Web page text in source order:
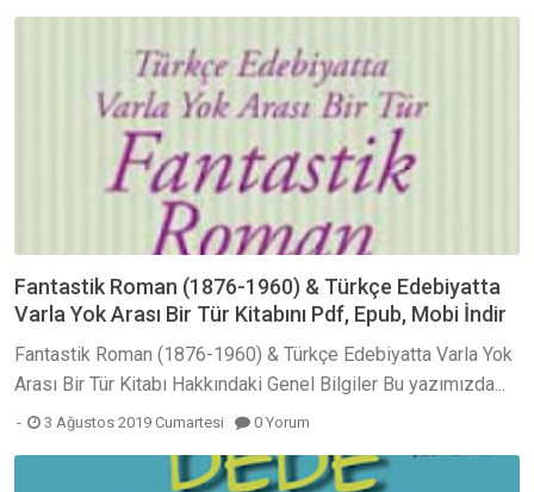
Fantastik Roman (1876-1960) & Türkçe Edebiyatta
Varla Yok Arası Bir Tür Kitabını Pdf, Epub, Mobi İndir
Fantastik Roman (1876-1960) & Türkçe Edebiyatta Varla Yok
Arası Bir Tür Kitabı Hakkındaki Genel Bilgiler Bu yazımızda...
3 Ağustos 2019 Cumartesi 0 Yorum